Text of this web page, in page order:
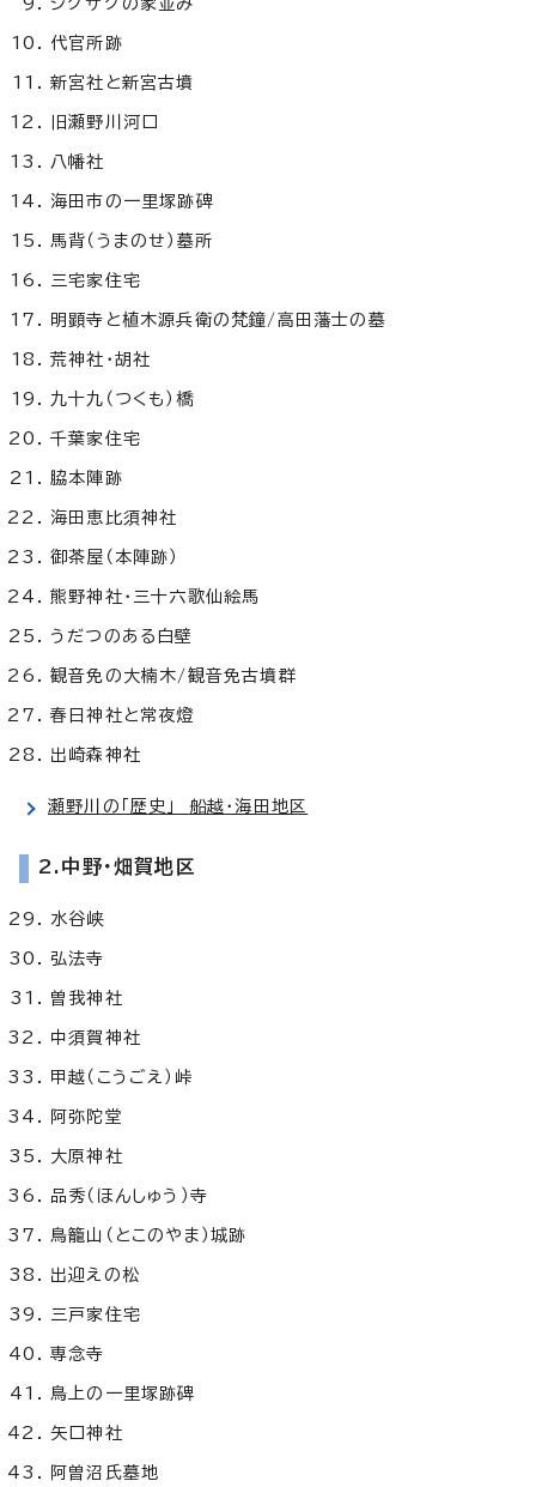
代官所跡
新宮社と新宮古墳
旧瀬野川河口
八幡社
海田市の一里塚跡碑
馬背（うまのせ）墓所
三宅家住宅
明顕寺と植木源兵衛の梵鐘/高田藩士の墓
荒神社・胡社
九十九（つくも）橋
千葉家住宅
脇本陣跡
海田恵比須神社
御茶屋（本陣跡）
熊野神社・三十六歌仙絵馬
うだつのある白壁
観音免の大楠木/観音免古墳群
春日神社と常夜燈
出崎森神社
瀬野川の「歴史」 船越・海田地区
2.中野・畑賀地区
水谷峡
弘法寺
曽我神社
中須賀神社
甲越（こうごえ）峠
阿弥陀堂
大原神社
品秀（ほんしゅう）寺
鳥籠山（とこのやま）城跡
出迎えの松
三戸家住宅
専念寺
鳥上の一里塚跡碑
矢口神社
阿曽沼氏墓地